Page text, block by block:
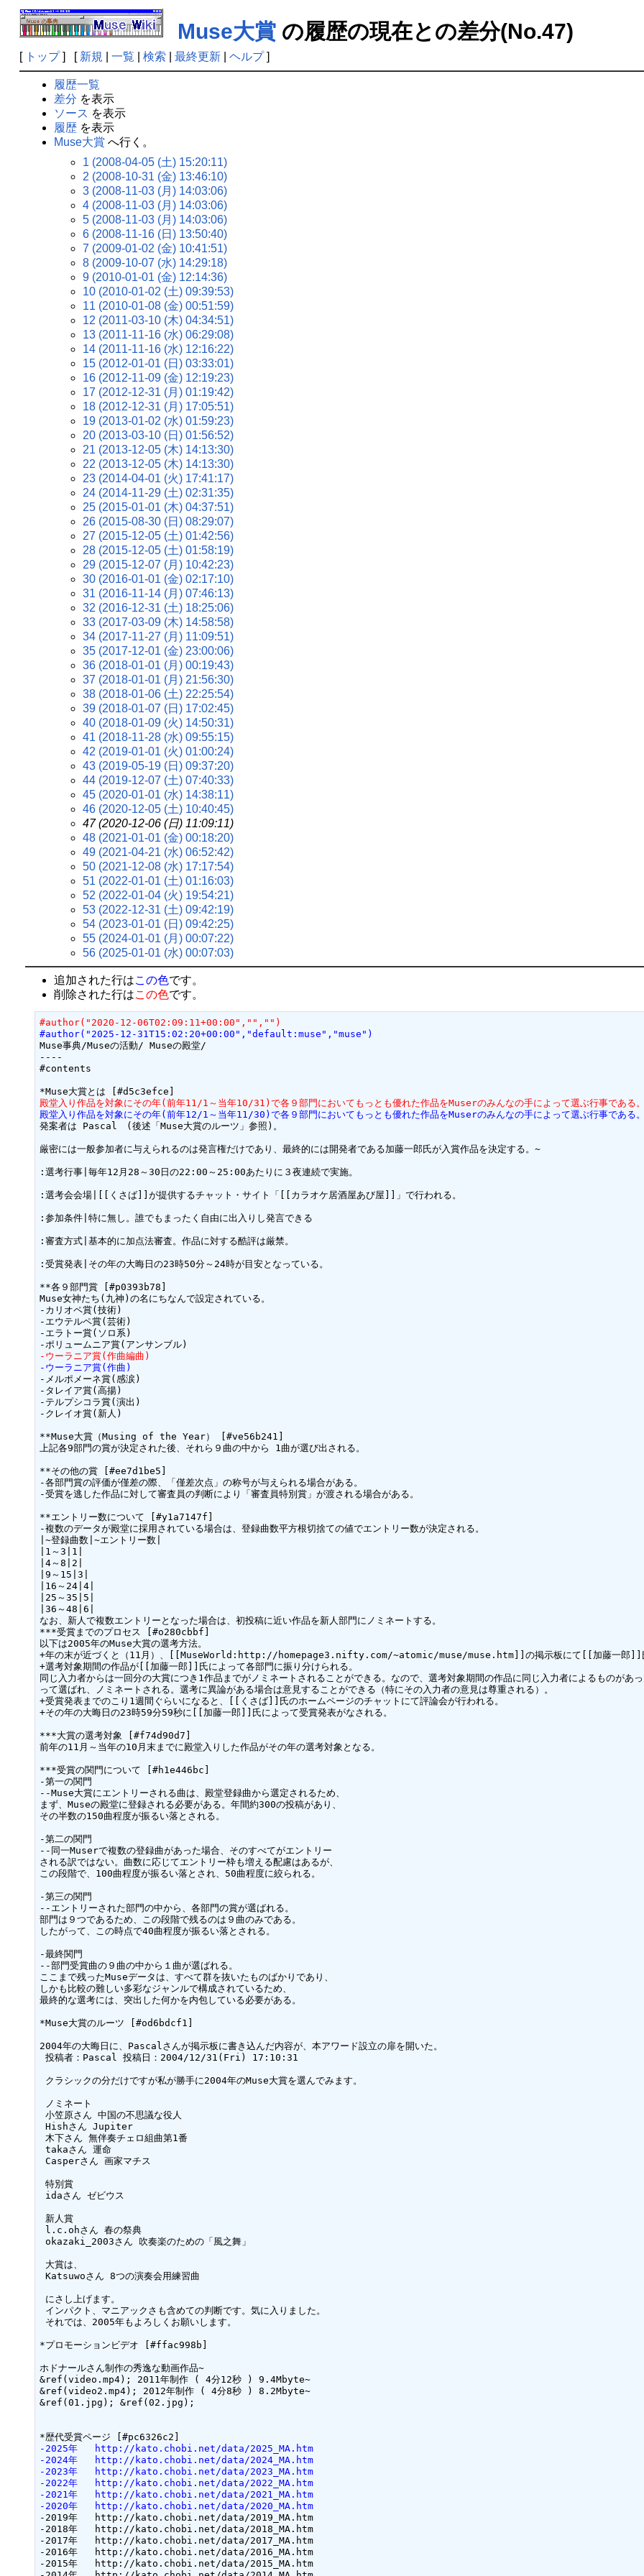
Muse大賞の履歴の現在との差分(No.47)
[ トップ] [ 新規 一覧 検索 最終更新| ヘルプ]
履歴一覧
差分 を表示
ソース を表示
履歴を表示
Muse大賞 へ行く。
1 (2008-04-05 (土) 15:20:11)
2 (2008-10-31 (金) 13:46:10)
3 (2008-11-03 (月) 14:03:06)
4 (2008-11-03 (月) 14:03:06)
5 (2008-11-03 (月) 14:03:06)
6 (2008-11-16 (日) 13:50:40)
7 (2009-01-02 (金) 10:41:51)
8 (2009-10-07 (水) 14:29:18)
9 (2010-01-01 (金) 12:14:36)
10 (2010-01-02 (土) 09:39:53)
11 (2010-01-08 (金) 00:51:59)
12 (2011-03-10 (木) 04:34:51)
13 (2011-11-16 (水) 06:29:08)
14 (2011-11-16 (水) 12:16:22)
15 (2012-01-01 (日) 03:33:01)
16 (2012-11-09 (金) 12:19:23)
17 (2012-12-31 (月) 01:19:42)
18 (2012-12-31 (月) 17:05:51)
19 (2013-01-02 (水) 01:59:23)
20 (2013-03-10 (日) 01:56:52)
21 (2013-12-05 (木) 14:13:30)
22 (2013-12-05 (木) 14:13:30)
23 (2014-04-01 (火) 17:41:17)
24 (2014-11-29 (土) 02:31:35)
25 (2015-01-01 (木) 04:37:51)
26 (2015-08-30 (日) 08:29:07)
27 (2015-12-05 (土) 01:42:56)
28 (2015-12-05 (土) 01:58:19)
29 (2015-12-07 (月) 10:42:23)
30 (2016-01-01 (金) 02:17:10)
31 (2016-11-14 (月) 07:46:13)
32 (2016-12-31 (土) 18:25:06)
33 (2017-03-09 (木) 14:58:58)
34 (2017-11-27 (月) 11:09:51)
35 (2017-12-01 (金) 23:00:06)
36 (2018-01-01 (月) 00:19:43)
37 (2018-01-01 (月) 21:56:30)
38 (2018-01-06 (土) 22:25:54)
39 (2018-01-07 (日) 17:02:45)
40 (2018-01-09 (火) 14:50:31)
41 (2018-11-28 (水) 09:55:15)
42 (2019-01-01 (火) 01:00:24)
43 (2019-05-19 (日) 09:37:20)
44 (2019-12-07 (土) 07:40:33)
45 (2020-01-01 (水) 14:38:11)
46 (2020-12-05 (土) 10:40:45)
47 (2020-12-06 (日) 11:09:11)
48 (2021-01-01 (金) 00:18:20)
49 (2021-04-21 (水) 06:52:42)
50 (2021-12-08 (水) 17:17:54)
51 (2022-01-01 (土) 01:16:03)
52 (2022-01-04 (火) 19:54:21)
53 (2022-12-31 (土) 09:42:19)
54 (2023-01-01 (日) 09:42:25)
55 (2024-01-01 (月) 00:07:22)
56 (2025-01-01 (水) 00:07:03)
追加された行はこの色です。
削除された行はこの色です。
#author("2020-12-06T02:09:11+00:00","","")
#author("2025-12-31T15:02:20+00:00","default:muse","muse")
Muse事典/Museの活動/ Museの殿堂/
----
#contents
殿堂入り作品を対象にその年(前年11/1～当年10/31)で各９部門においてもっとも優れた作品をMuserのみんなの手によって選ぶ行事である
殿堂入り作品を対象にその年(前年12/1～当年11/30)で各９部門においてもっとも優れた作品をMuserのみんなの手によって選ぶ行事である
発案者は Pascal　(後述「Muse大賞のルーツ」参照)。
厳密には一般参加者に与えられるのは発言権だけであり、最終的には開発者である加藤一郎氏が入賞作品を決定する。~
:選考行事|毎年12月28～30日の22:00～25:00あたりに３夜連続で実施。
:選考会会場|[[くさば]]が提供するチャット・サイト「[[カラオケ居酒屋あび屋]]」で行われる。
:参加条件|特に無し。誰でもまったく自由に出入りし発言できる
:審査方式|基本的に加点法審査。作品に対する酷評は厳禁。
:受賞発表|その年の大晦日の23時50分～24時が目安となっている。
**各９部門賞 [#p0393b78]
Muse女神たち(九神)の名にちなんで設定されている。
-カリオペ賞(技術)
-エウテルペ賞(芸術)
-エラトー賞(ソロ系)
-ウーラニア賞(作曲編曲)
-ウーラニア賞(作曲)
-メルポメーネ賞(感涙)
-タレイア賞(高揚)
-テルプシコラ賞(演出)
-クレイオ賞(新人)
**Muse大賞（Musing of the Year） [#ve56b241]
上記各9部門の賞が決定された後、それら９曲の中から 1曲が選び出される。
**その他の賞 [#ee7d1be5]
-各部門賞の評価が僅差の際、「僅差次点」の称号が与えられる場合がある。
-受賞を逃した作品に対して審査員の判断により「審査員特別賞」が渡される場合がある。
**エントリー数について [#y1a7147f]
-複数のデータが殿堂に採用されている場合は、登録曲数平方根切捨ての値でエントリー数が決定される。
|~登録曲数|~エントリー数|
|1～3|1|
|4～8|2|
|9～15|3|
|16～24|4|
|25～35|5|
|36～48|6|
なお、新人で複数エントリーとなった場合は、初投稿に近い作品を新人部門にノミネートする。
***受賞までのプロセス [#o280cbbf]
以下は2005年のMuse大賞の選考方法。
+年の末が近づくと（11月）、[[MuseWorld:http://homepage3.nifty.com/~atomic/muse/muse.htm]]の掲示板にて[[加藤一郎]]氏
+選考対象期間の作品が[[加藤一郎]]氏によって各部門に振り分けられる。
同じ入力者からは一回分の大賞につき1作品までがノミネートされることができる。なので、選考対象期間の作品に同じ入力者によるものが
って選ばれ、ノミネートされる。選考に異論がある場合は意見することができる（特にその入力者の意見は尊重される）。
+受賞発表までのこり1週間ぐらいになると、[[くさば]]氏のホームページのチャットにて評論会が行われる。
+その年の大晦日の23時59分59秒に[[加藤一郎]]氏によって受賞発表がなされる。
***大賞の選考対象 [#f74d90d7]
前年の11月～当年の10月末までに殿堂入りした作品がその年の選考対象となる。
***受賞の関門について [#h1e446bc]
-第一の関門
--Muse大賞にエントリーされる曲は、殿堂登録曲から選定されるため、
まず、Museの殿堂に登録される必要がある。年間約300の投稿があり、
その半数の150曲程度が振るい落とされる。
-第二の関門
--同一Muserで複数の登録曲があった場合、そのすべてがエントリー
される訳ではない。曲数に応じてエントリー枠も増える配慮はあるが、
この段階で、100曲程度が振るい落とされ、50曲程度に絞られる。
-第三の関門
--エントリーされた部門の中から、各部門の賞が選ばれる。
部門は９つであるため、この段階で残るのは９曲のみである。
したがって、この時点で40曲程度が振るい落とされる。
-最終関門
--部門受賞曲の９曲の中から１曲が選ばれる。
ここまで残ったMuseデータは、すべて群を抜いたものばかりであり、
しかも比較の難しい多彩なジャンルで構成されているため、
最終的な選考には、突出した何かを内包している必要がある。
*Muse大賞のルーツ [#od6bdcf1]
2004年の大晦日に、Pascalさんが掲示板に書き込んだ内容が、本アワード設立の扉を開いた。
投稿者：Pascal 投稿日：2004/12/31(Fri) 17:10:31
小笠原さん 中国の不思議な役人
Hishさん Jupiter
takaさん 運命
Casperさん 画家マチス
特別賞
okazaki_2003さん 吹奏楽のための「風之舞」
Katsuwoさん 8つの演奏会用練習曲
*プロモーションビデオ [#ffac998b]
ホドナールさん制作の秀逸な動画作品~
&ref(video.mp4); 2011年制作 ( 4分12秒 ) 9.4Mbyte~
&ref(video2.mp4); 2012年制作 ( 4分8秒 ) 8.2Mbyte~
&ref(01.jpg); &ref(02.jpg);
-2025年   http://kato.chobi.net/data/2025_MA.htm
-2024年   http://kato.chobi.net/data/2024_MA.htm
-2023年   http://kato.chobi.net/data/2023_MA.htm
-2022年   http://kato.chobi.net/data/2022_MA.htm
-2021年   http://kato.chobi.net/data/2021_MA.htm
-2020年   http://kato.chobi.net/data/2020_MA.htm
-2019年   http://kato.chobi.net/data/2019_MA.htm
-2018年   http://kato.chobi.net/data/2018_MA.htm
-2017年   http://kato.chobi.net/data/2017_MA.htm
-2016年   http://kato.chobi.net/data/2016_MA.htm
-2015年   http://kato.chobi.net/data/2015_MA.htm